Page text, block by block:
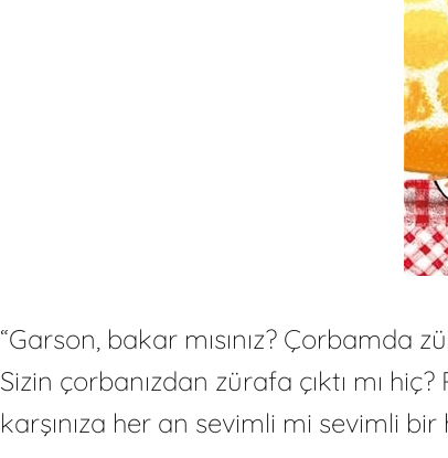
“Garson, bakar mısınız? Çorbamda
Sizin çorbanızdan zürafa çıktı mı
karşınıza her an sevimli mi sevimli bir